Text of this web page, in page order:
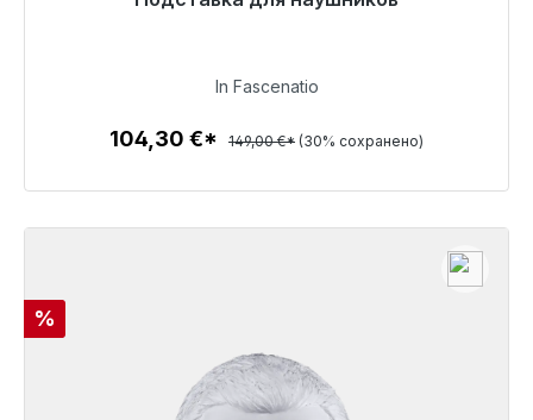
Готовы к немедленной отправке, срок поставки
104,30 €
In Fascenatio
104,30 €* 149,00 €* (30% сохранено)
Скидка
%